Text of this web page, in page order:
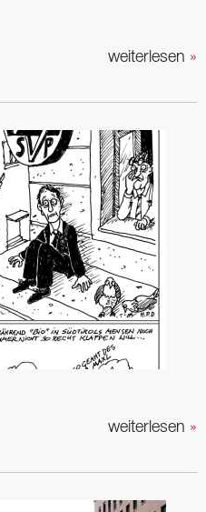
weiterlesen »
weiterlesen »